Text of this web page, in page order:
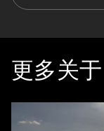
更多关于